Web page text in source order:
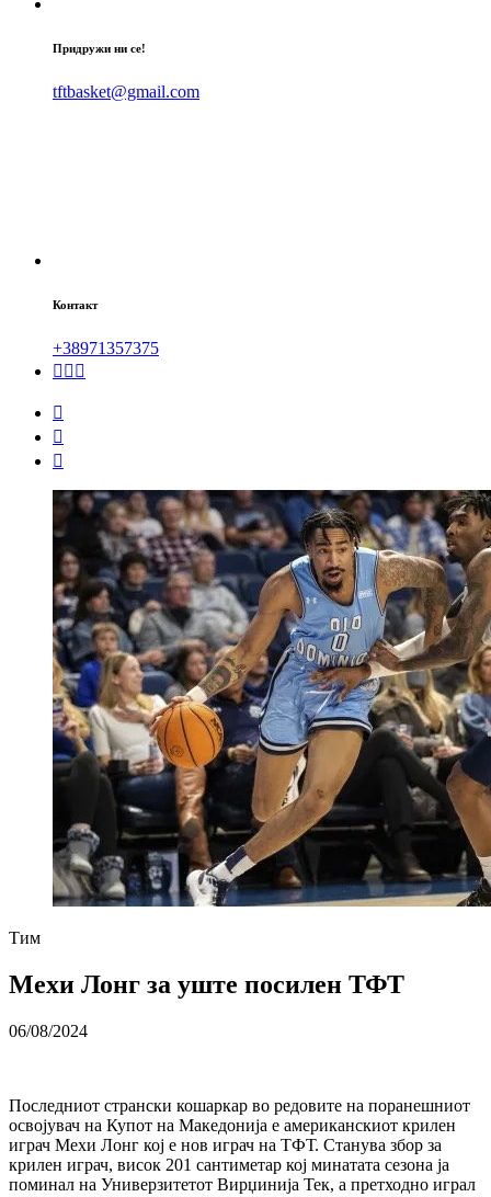
Придружи ни се!
tftbasket@gmail.com
Контакт
+38971357375
Тим
Мехи Лонг за уште посилен ТФТ
06/08/2024
Последниот странски кошаркар во редовите на поранешниот
освојувач на Купот на Македонија е американскиот крилен
играч Мехи Лонг кој е нов играч на ТФТ. Станува збор за
крилен играч, висок 201 сантиметар кој минатата сезона ја
поминал на Универзитетот Вирџинија Тек, а претходно играл